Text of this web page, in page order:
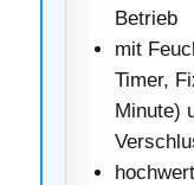
Betrieb
mit
Timer,
Minute)